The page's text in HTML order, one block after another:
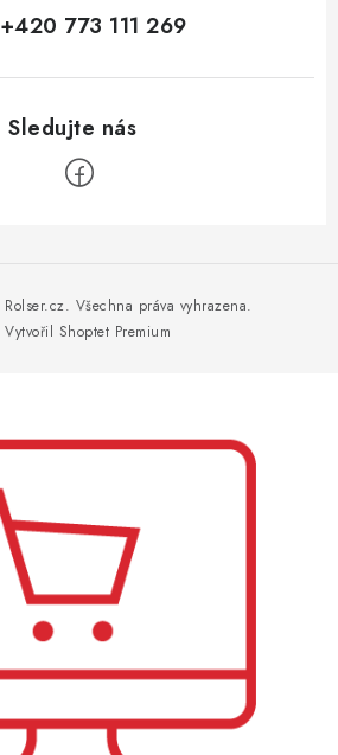
+420 773 111 269
Vytvořil Shoptet Premium
Rolser.cz. Všechna práva vyhrazena.